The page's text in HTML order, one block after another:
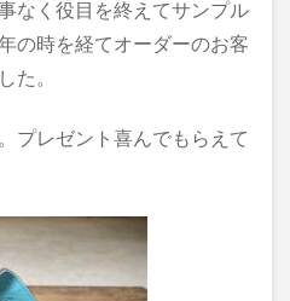
なく役目を終えてサンプル
の時を経てオーダーのお客
た。
プレゼント喜んでもらえて